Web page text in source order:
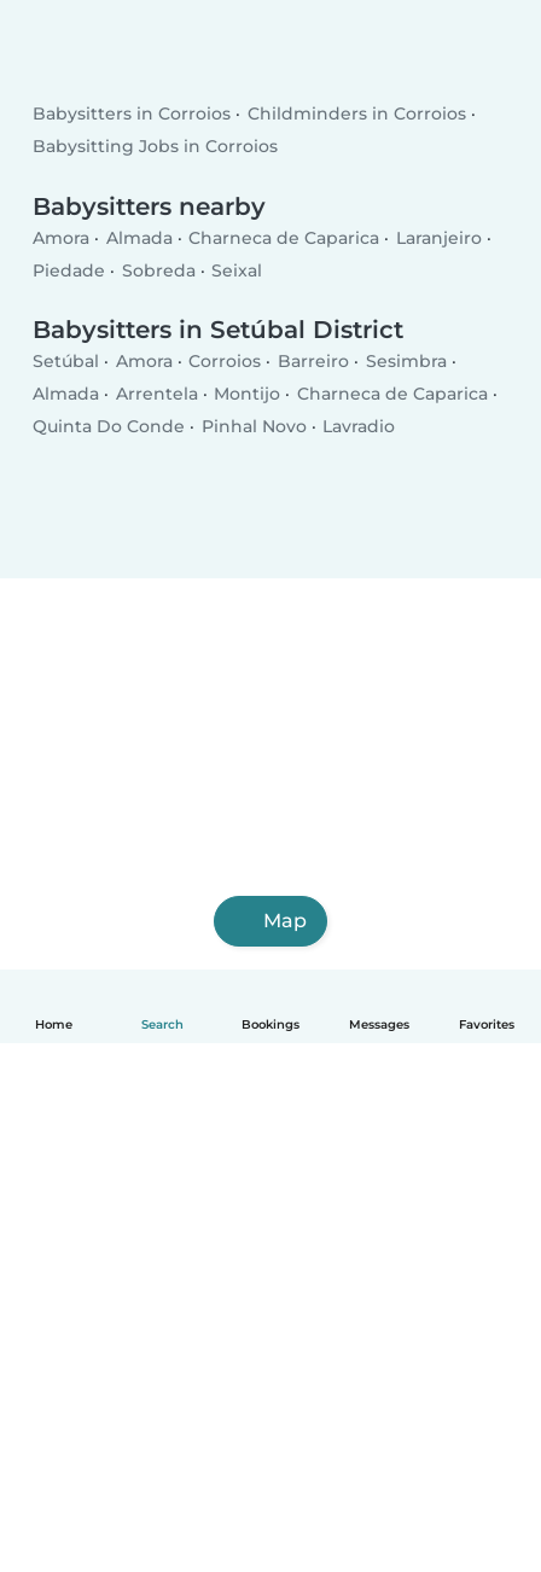
Home Search Bookings Messages Favorites
Babysitters in Corroios
Childminders in Corroios
Babysitting Jobs in Corroios
Babysitters nearby
Amora Almada Charneca de Caparica
Laranjeiro
Piedade
Sobreda Seixal
Babysitters in Setúbal District
Setúbal Amora Corroios Barreiro
Sesimbra
Almada
Arrentela Montijo
Charneca de Caparica
Quinta Do Conde
Pinhal Novo Lavradio
Map